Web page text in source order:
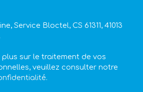
Service Bloctel, CS 61311, 41013
plus sur le traitement de vos
veuillez consulter notre
.